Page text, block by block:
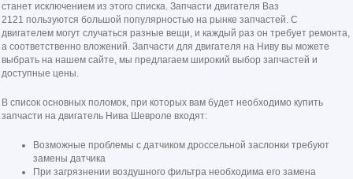
станет исключением из этого списка. Запчасти двигателя Ваз
2121 пользуются большой популярностью на рынке запчастей. С
двигателем могут случаться разные вещи, и каждый раз он требует ремонта,
а соответственно вложений. Запчасти для двигателя на Ниву вы можете
выбрать на нашем сайте, мы предлагаем широкий выбор запчастей и
доступные цены.
В список основных поломок, при которых вам будет необходимо купить
запчасти на двигатель Нива Шевроле входят:
Возможные проблемы с датчиком дроссельной заслонки требуют
замены датчика
При загрязнении воздушного фильтра необходима его замена